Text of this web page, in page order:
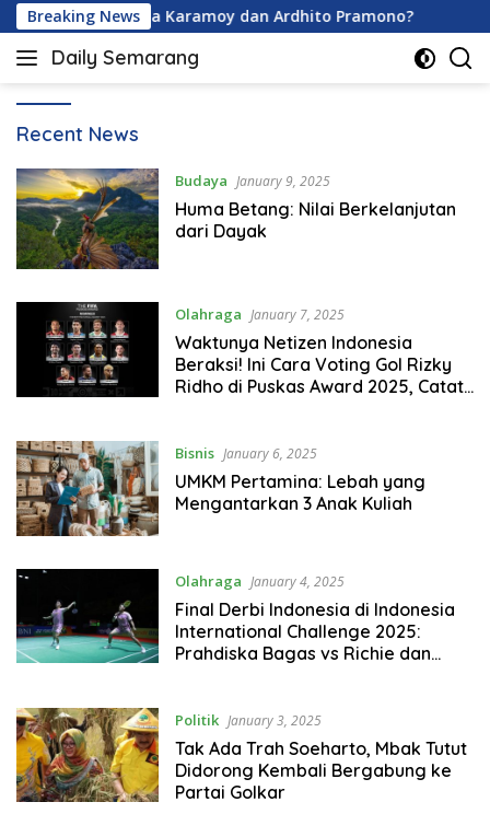
Skip
to
content
Breaking News
Berapa Usia Davina Karamoy dan Ardhito Pramono?
Daily Semarang
"Semarang
Informasi
Terkini
untuk
Anda"
Daily
Recent News
Budaya January 9, 2025
Huma Betang: Nilai Berkelanjutan
dari Dayak
Olahraga January 7, 2025
Waktunya Netizen Indonesia
Beraksi! Ini Cara Voting Gol Rizky
Ridho di Puskas Award 2025, Catat
Bisnis January 6, 2025
UMKM Pertamina: Lebah yang
Mengantarkan 3 Anak Kuliah
Olahraga January 4, 2025
Final Derbi Indonesia di Indonesia
International Challenge 2025:
Prahdiska Bagas vs Richie dan
Politik January 3, 2025
Tak Ada Trah Soeharto, Mbak Tutut
Didorong Kembali Bergabung ke
Partai Golkar